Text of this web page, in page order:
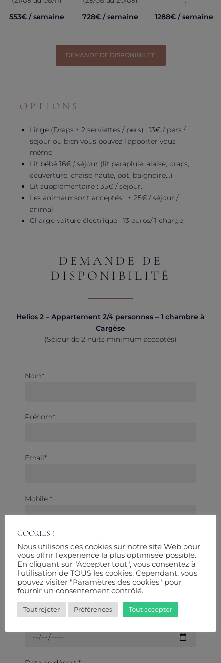
553€ / semaine
728€ / semaine
1288€ / semaine
DEMANDE DE DISPONIBILITÉ
OPTIONS
Linge (Draps + 2 serviettes / pers) : 13€ / pers /
séjour ou bien vous pouvez l’apporter vous-
même.
Lit bébé 16€ / séjour (lit parapluie, alaise, draps,
couverture, chaise haute, pot, baignoire…)
Lit supplémentaire : 35€ / séjour.
Les animaux sont acceptés : + 25€ / séjour /
animal
Charge voiture électrique : 13 euros/ 1 charge
DEMANDE DE
DISPONIBILITÉ
Helios 2 – Appartement 2/4 personnes – 1 chambre à
Cargèse
(Séjour de 2 nuits minimum acceptés)
Nom*
Prénom*
Email*
Mobile *
Nombre d'enfants
COOKIES !
Nous utilisons des cookies sur notre site Web pour
vous offrir l'expérience la plus optimisée possible.
En cliquant sur "Accepter tout", vous consentez à
l'utilisation de TOUS les cookies. Cependant, vous
pouvez visiter "Paramètres des cookies" pour
fournir un consentement contrôlé.
Tout rejeter Préférences Tout accepter